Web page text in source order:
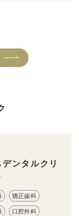
デンタルクリ
矯正歯科
口腔外科